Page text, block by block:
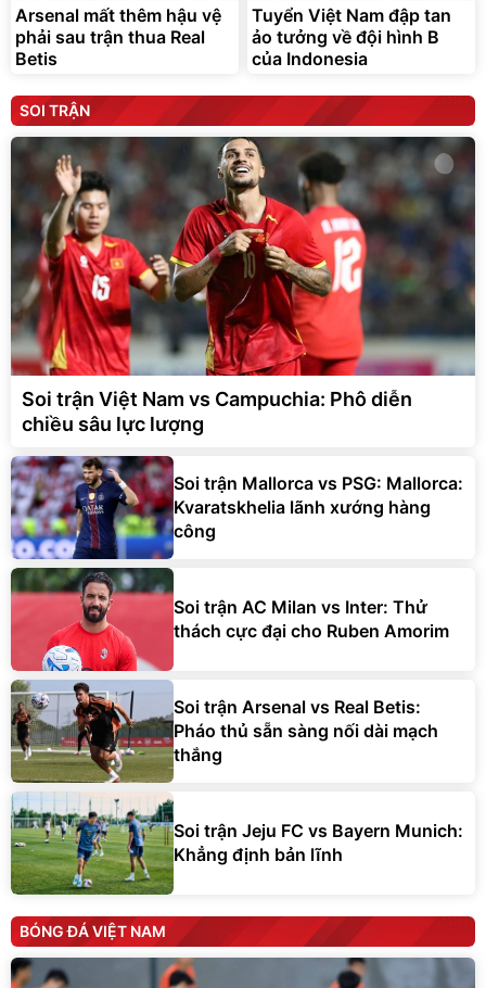
Arsenal mất thêm hậu vệ
phải sau trận thua Real
Betis
Tuyển Việt Nam đập tan
ảo tưởng về đội hình B
của Indonesia
SOI TRẬN
Soi trận Việt Nam vs Campuchia: Phô diễn
chiều sâu lực lượng
Soi trận Mallorca vs PSG: Mallorca:
Kvaratskhelia lãnh xướng hàng
công
Soi trận AC Milan vs Inter: Thử
thách cực đại cho Ruben Amorim
Soi trận Arsenal vs Real Betis:
Pháo thủ sẵn sàng nối dài mạch
thắng
Soi trận Jeju FC vs Bayern Munich:
Khẳng định bản lĩnh
BÓNG ĐÁ VIỆT NAM